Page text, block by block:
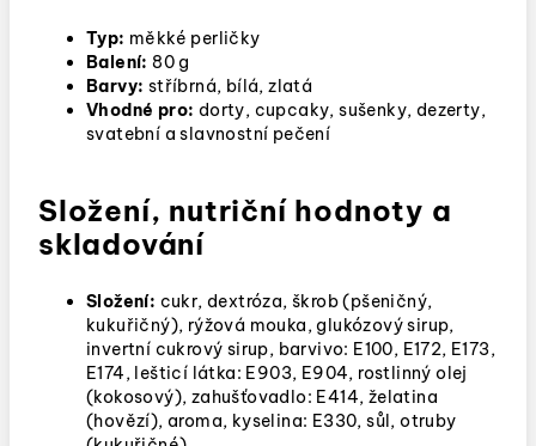
Typ: měkké perličky
Balení: 80 g
Barvy: stříbrná, bílá, zlatá
Vhodné pro: dorty, cupcaky, sušenky, dezerty,
svatební a slavnostní pečení
Složení, nutriční hodnoty a
skladování
Složení: cukr, dextróza, škrob (pšeničný,
kukuřičný), rýžová mouka, glukózový sirup,
invertní cukrový sirup, barvivo: E100, E172, E173,
E174, lešticí látka: E903, E904, rostlinný olej
(kokosový), zahušťovadlo: E414, želatina
(hovězí), aroma, kyselina: E330, sůl, otruby